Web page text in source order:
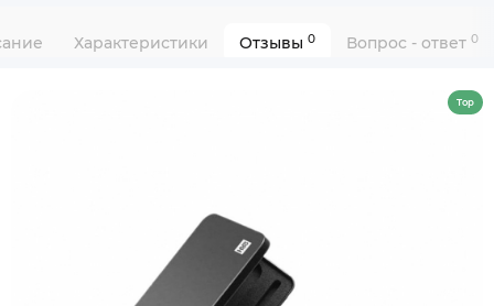
Характеристики Отзывы 0 Вопрос - ответ 0
Top